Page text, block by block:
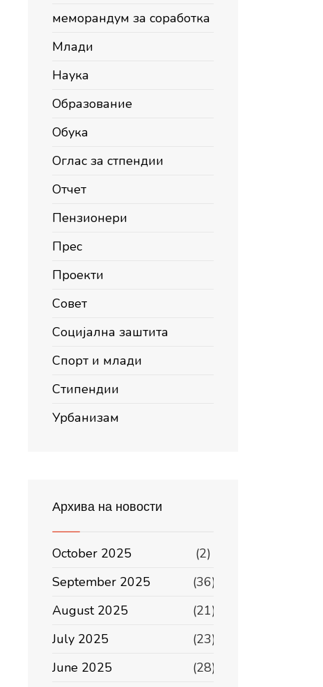
меморандум за соработка
Млади
Наука
Образование
Обука
Оглас за стпендии
Отчет
Пензионери
Прес
Проекти
Совет
Социјална заштита
Спорт и млади
Стипендии
Урбанизам
Архива на новости
October 2025
(2)
September 2025
(36)
August 2025
(21)
July 2025
(23)
June 2025
(28)